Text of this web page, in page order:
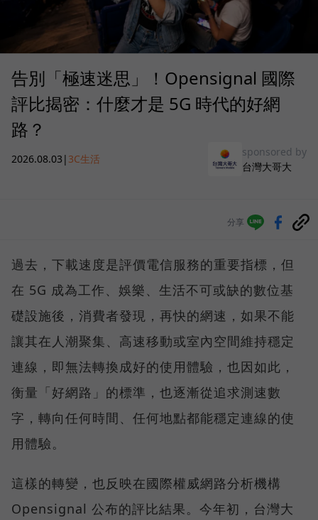
告別「極速迷思」！Opensignal 國際
評比揭密：什麼才是 5G 時代的好網
路？
2026.08.03 | 3C生活
sponsored by
台灣大哥大
分享
過去，下載速度是評價電信服務的重要指標，但
在 5G 成為工作、娛樂、生活不可或缺的數位基
礎設施後，消費者發現，再快的網速，如果不能
讓其在人潮聚集、高速移動或室內空間維持穩定
連線，即無法轉換成好的使用體驗，也因如此，
衡量「好網路」的標準，也逐漸從追求測速數
字，轉向任何時間、任何地點都能穩定連線的使
用體驗。
這樣的轉變，也反映在國際權威網路分析機構
Opensignal 公布的評比結果。今年初，台灣大